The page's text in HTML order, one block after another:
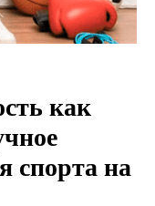
как
спорта на